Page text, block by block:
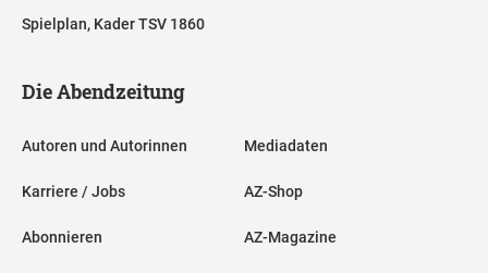
Spielplan, Kader TSV 1860
Die Abendzeitung
Autoren und Autorinnen
Karriere / Jobs
Abonnieren
Mediadaten
AZ-Shop
AZ-Magazine